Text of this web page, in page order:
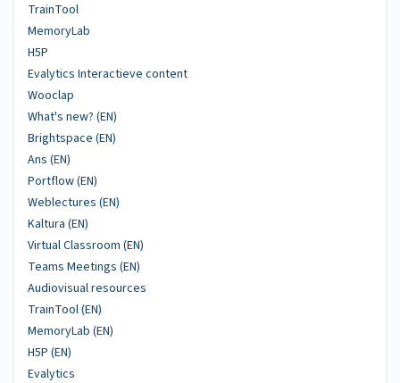
TrainTool
MemoryLab
H5P
Evalytics Interactieve content
Wooclap
What's new? (EN)
Brightspace (EN)
Ans (EN)
Portflow (EN)
Weblectures (EN)
Kaltura (EN)
Virtual Classroom (EN)
Teams Meetings (EN)
Audiovisual resources
TrainTool (EN)
MemoryLab (EN)
H5P (EN)
Evalytics